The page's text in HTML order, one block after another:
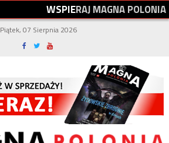
WSPIERAJMAGNAPOLONIA
Piątek, 07 Sierpnia 2026